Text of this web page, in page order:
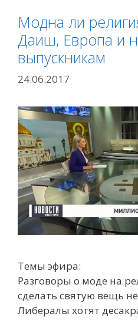
Модна ли
Даиш, Европа и
выпускникам
24.06.2017
Темы эфира:
Разговоры о моде на
сделать святую вещь
Либералы хотят